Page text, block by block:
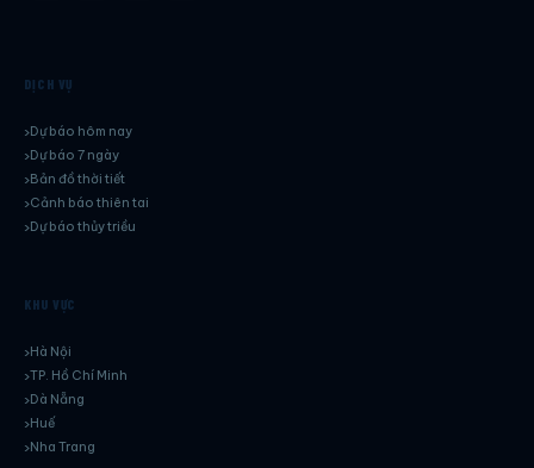
DỊCH VỤ
Dự báo hôm nay
Dự báo 7 ngày
Bản đồ thời tiết
Cảnh báo thiên tai
Dự báo thủy triều
KHU VỰC
Hà Nội
TP. Hồ Chí Minh
Dà Nẵng
Huế
Nha Trang